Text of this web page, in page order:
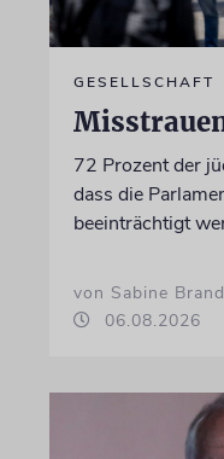
GESELLSCHAFT
72 Prozent der
dass die
beeinträchtigt
von Sabine
06.08.2026